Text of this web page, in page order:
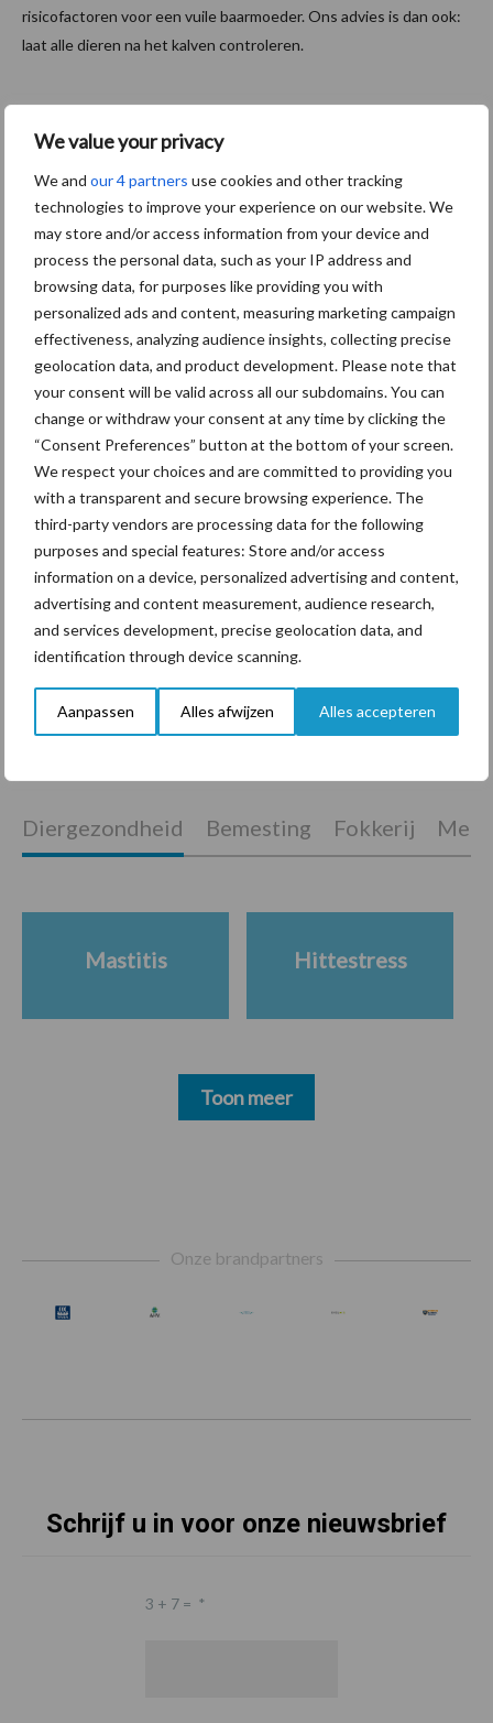
We value your privacy
We and our 4 partners use cookies and other tracking
technologies to improve your experience on our website. We
may store and/or access information from your device and
process the personal data, such as your IP address and
browsing data, for purposes like providing you with
personalized ads and content, measuring marketing campaign
effectiveness, analyzing audience insights, collecting precise
geolocation data, and product development. Please note that
your consent will be valid across all our subdomains. You can
change or withdraw your consent at any time by clicking the
“Consent Preferences” button at the bottom of your screen.
We respect your choices and are committed to providing you
with a transparent and secure browsing experience. The
third-party vendors are processing data for the following
purposes and special features: Store and/or access
information on a device, personalized advertising and content,
advertising and content measurement, audience research,
and services development, precise geolocation data, and
identification through device scanning.
Aanpassen Alles afwijzen Alles accepteren
risicofactoren voor een vuile baarmoeder. Ons advies is dan ook:
laat alle dieren na het kalven controleren.
Fiona Christianen-Koenis dierenarts en
gerust.
Aanbevolen voor jou!
Van onze partner Heemskerk
DS opname uit ruwvoer
omhoog
Van onze partner Heemskerk
Waardevolle informatie zit
van binnen!
Van onze partner Heemskerk
Hamletdochters imponeren
Diergezondheid Bemesting Fokkerij
Mastitis Hittestress
Toon meer
Onze brandpartners
Schrijf u in voor onze nieuwsbrief
3 + 7 = *